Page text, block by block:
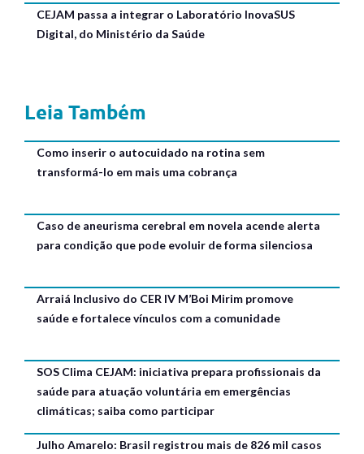
CEJAM passa a integrar o Laboratório InovaSUS
Digital, do Ministério da Saúde
Leia Também
Como inserir o autocuidado na rotina sem
transformá-lo em mais uma cobrança
Caso de aneurisma cerebral em novela acende alerta
para condição que pode evoluir de forma silenciosa
Arraiá Inclusivo do CER IV M’Boi Mirim promove
saúde e fortalece vínculos com a comunidade
SOS Clima CEJAM: iniciativa prepara profissionais da
saúde para atuação voluntária em emergências
climáticas; saiba como participar
Julho Amarelo: Brasil registrou mais de 826 mil casos